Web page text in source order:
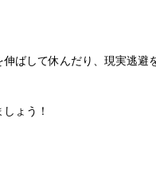
ばして休んだり、現実逃避
ょう！